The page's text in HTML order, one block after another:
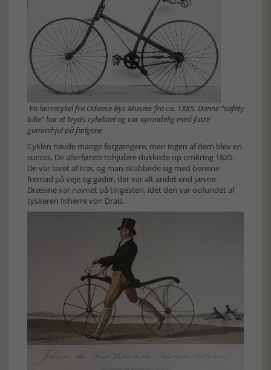
En herrecykel fra Odense Bys Museer fra ca. 1885. Denne ”safety
bike” har et kryds cykelstel og var oprindelig med faste
gummihjul på fælgene
Cyklen havde mange forgængere, men ingen af dem blev en
succes. De allerførste tohjulere dukkede op omkring 1820.
De var lavet af træ, og man skubbede sig med benene
fremad på veje og gader, der var alt andet end jævne.
Dræsine var navnet på tingesten, idet den var opfundet af
tyskeren friherre von Drais.